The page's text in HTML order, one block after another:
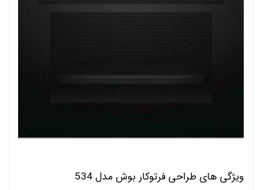
ویژگی های طراحی فرتوکار بوش مدل 534